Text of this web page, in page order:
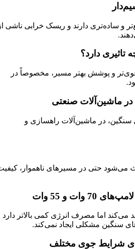
و ساده‌تری دارند و ریسک خرابی ناشی
قوی‌تر و پوشش بهتر مسیر، مخصوصاً در
ماشین‌آلات صنعتی
سنگین، در ماشین‌آلات راهسازی و
می‌شود حتی در مسیرهای ناهموار،
و 55 وات
می‌کند اما مصرف انرژی کمی بالاتر دارد
سنگین مشکلی ایجاد نمی‌کند.
شرایط جوی مختلف